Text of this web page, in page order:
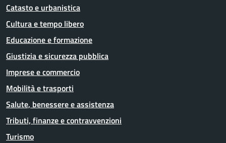
Catasto e urbanistica
Cultura e tempo libero
Educazione e formazione
Giustizia e sicurezza pubblica
Imprese e commercio
Mobilità e trasporti
Salute, benessere e assistenza
Tributi, finanze e contravvenzioni
Turismo